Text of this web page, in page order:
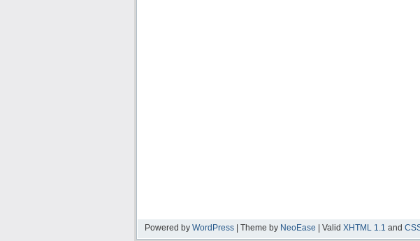
Powered by WordPress | Theme by NeoEase | Valid XHTML 1.1 and